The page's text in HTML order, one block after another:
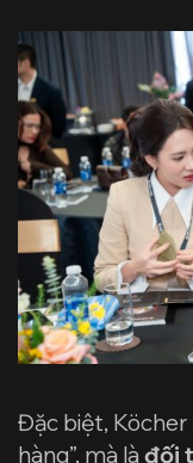
Đặc biệt, Köcher
hàng”, mà là đối